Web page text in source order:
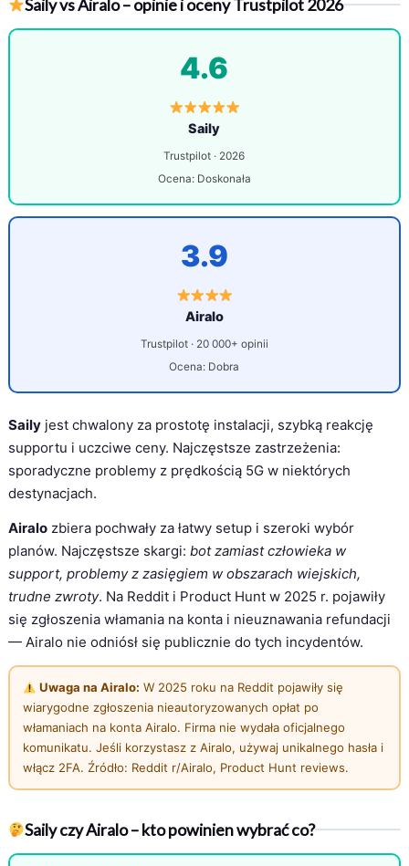
Saily vs Airalo – opinie i oceny Trustpilot 2026
4.6
Saily
Trustpilot · 2026
Ocena: Doskonała
3.9
Airalo
Trustpilot · 20 000+ opinii
Ocena: Dobra
Sailyjest chwalony za prostotę instalacji, szybką reakcję
supportu i uczciwe ceny. Najczęstsze zastrzeżenia:
sporadyczne problemy z prędkością 5G w niektórych
destynacjach.
Airalozbiera pochwały za łatwy setup i szeroki wybór
planów. Najczęstsze skargi: bot zamiast człowieka w
support, problemy z zasięgiem w obszarach wiejskich,
trudne zwroty. Na Reddit i Product Hunt w 2025 r. pojawiły
się zgłoszenia włamania na konta i nieuznawania refundacji
— Airalo nie odniósł się publicznie do tych incydentów.
Uwaga na Airalo: W 2025 roku na Reddit pojawiły się
wiarygodne zgłoszenia nieautoryzowanych opłat po
włamaniach na konta Airalo. Firma nie wydała oficjalnego
komunikatu. Jeśli korzystasz z Airalo, używaj unikalnego hasła i
włącz 2FA. Źródło: Reddit r/Airalo, Product Hunt reviews.
Saily czy Airalo – kto powinien wybrać co?